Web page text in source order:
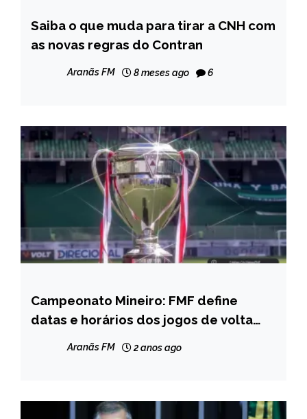
BRASIL
NOTÍCIAS
Saiba o que muda para tirar a CNH com
as novas regras do Contran
Aranãs FM 8 meses ago 6
ESPORTES
NOTÍCIAS
Campeonato Mineiro: FMF define
datas e horários dos jogos de volta
Aranãs FM 2 anos ago